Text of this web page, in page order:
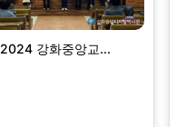
2024 강화중앙교...